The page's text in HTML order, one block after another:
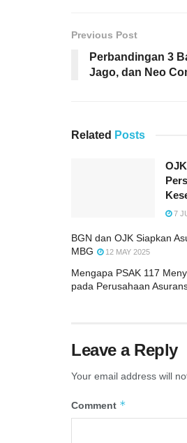
Previous Post
Perbandingan 3
Jago, dan Neo
Related Posts
7
BGN dan OJK Siapkan
MBG
12 MAY 2025
Mengapa PSAK 117
pada Perusahaan
Leave a Reply
Your email address will
Comment *